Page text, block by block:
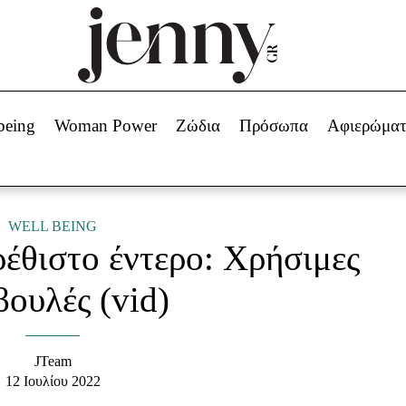
Beauty -
Ομορφιά
Skincare
Μακιγιάζ
Ζώδια
Woman Power Ζώδια Πρόσωπα
WELL BEING
έντερο: Χρήσιμες
(vid)
JTeam
12 Ιουλίου 2022